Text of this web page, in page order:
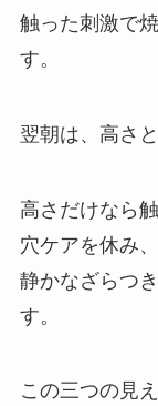
触った刺激で
す。
翌朝は、高さ
高さだけなら
穴ケアを休み、
静かなざらつ
す。
この三つの見